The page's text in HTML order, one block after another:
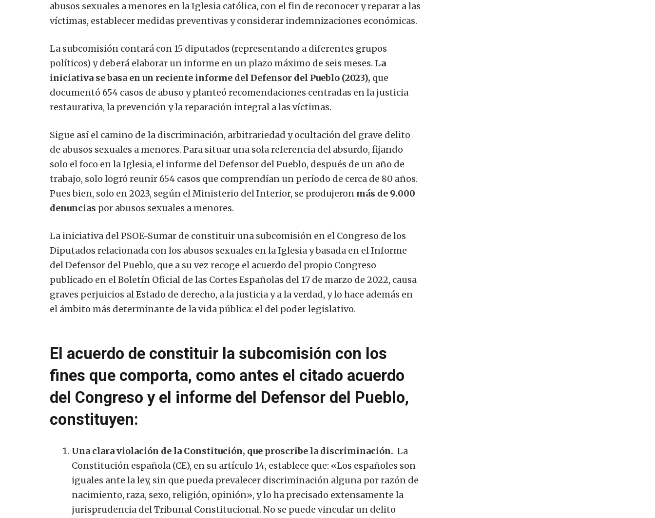
abusos sexuales a menores en la Iglesia católica, con el fin de reconocer y reparar a las
víctimas, establecer medidas preventivas y considerar indemnizaciones económicas.
La subcomisión contará con 15 diputados (representando a diferentes grupos
políticos) y deberá elaborar un informe en un plazo máximo de seis meses. La
iniciativa se basa en un reciente informe del Defensor del Pueblo (2023), que
documentó 654 casos de abuso y planteó recomendaciones centradas en la justicia
restaurativa, la prevención y la reparación integral a las víctimas.
Sigue así el camino de la discriminación, arbitrariedad y ocultación del grave delito
de abusos sexuales a menores. Para situar una sola referencia del absurdo, fijando
solo el foco en la Iglesia, el informe del Defensor del Pueblo, después de un año de
trabajo, solo logró reunir 654 casos que comprendían un período de cerca de 80 años.
Pues bien, solo en 2023, según el Ministerio del Interior, se produjeron más de 9.000
denuncias por abusos sexuales a menores.
La iniciativa del PSOE-Sumar de constituir una subcomisión en el Congreso de los
Diputados relacionada con los abusos sexuales en la Iglesia y basada en el Informe
del Defensor del Pueblo, que a su vez recoge el acuerdo del propio Congreso
publicado en el Boletín Oficial de las Cortes Españolas del 17 de marzo de 2022, causa
graves perjuicios al Estado de derecho, a la justicia y a la verdad, y lo hace además en
el ámbito más determinante de la vida pública: el del poder legislativo.
El acuerdo de constituir la subcomisión con los
fines que comporta, como antes el citado acuerdo
del Congreso y el informe del Defensor del Pueblo,
constituyen:
Una clara violación de la Constitución, que proscribe la discriminación. La
Constitución española (CE), en su artículo 14, establece que: «Los españoles son
iguales ante la ley, sin que pueda prevalecer discriminación alguna por razón de
nacimiento, raza, sexo, religión, opinión», y lo ha precisado extensamente la
jurisprudencia del Tribunal Constitucional. No se puede vincular un delito